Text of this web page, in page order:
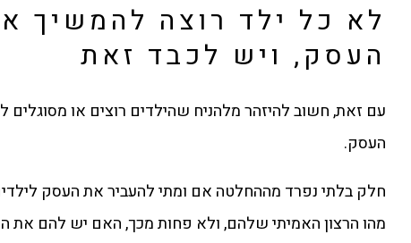
לא כל ילד רוצה להמשיך
העסק, ויש לכבד זאת
עם זאת, חשוב להיזהר מלהניח שהילדים רוצים או
העסק.
חלק בלתי נפרד מההחלטה אם ומתי להעביר את העסק
מהו הרצון האמיתי שלהם, ולא פחות מכך, האם יש להם את